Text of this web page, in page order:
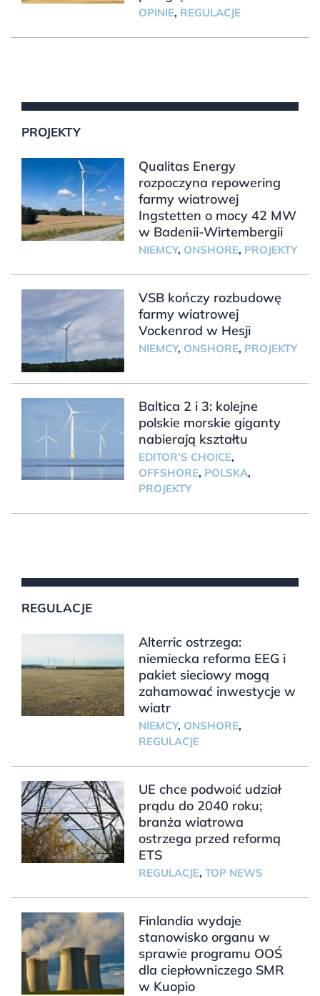
OPINIE, REGULACJE
PROJEKTY
Qualitas Energy
rozpoczyna repowering
farmy wiatrowej
Ingstetten o mocy 42 MW
w Badenii-Wirtembergii
NIEMCY, ONSHORE, PROJEKTY
VSB kończy rozbudowę
farmy wiatrowej
Vockenrod w Hesji
NIEMCY, ONSHORE, PROJEKTY
Baltica 2 i 3: kolejne
polskie morskie giganty
nabierają kształtu
EDITOR'S CHOICE,
OFFSHORE, POLSKA,
PROJEKTY
REGULACJE
Alterric ostrzega:
niemiecka reforma EEG i
pakiet sieciowy mogą
zahamować inwestycje w
wiatr
NIEMCY, ONSHORE,
REGULACJE
UE chce podwoić udział
prądu do 2040 roku;
branża wiatrowa
ostrzega przed reformą
ETS
REGULACJE, TOP NEWS
Finlandia wydaje
stanowisko organu w
sprawie programu OOŚ
dla ciepłowniczego SMR
w Kuopio